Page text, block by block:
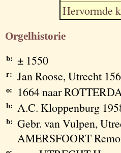
Hervormde
Orgelhistorie
b: ± 1550
r: Jan Roose, Utrecht
o: 1664 naar
b: A.C. Kloppenburg
b: Gebr. van Vulpen,
AMERSFOORT